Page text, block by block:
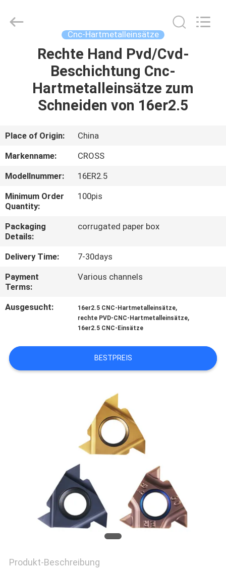
STARTSEITE
PRODUKTE
UNS
TOUR
KONTAKT
NACHRICHTEN
SITEMAP
PRIVACY
POLICY
Cnc-Hartmetalleinsätze
Rechte Hand Pvd/Cvd-
Beschichtung Cnc-
Hartmetalleinsätze zum
Schneiden von 16er2.5
Place of Origin:
China
Markenname:
CROSS
Modellnummer:
16ER2.5
Minimum Order
Quantity:
100pis
Packaging
Details:
corrugated paper box
Delivery Time:
7-30days
Payment
Terms:
Various channels
Ausgesucht: 16er2.5 CNC-Hartmetalleinsätze,
rechte PVD-CNC-Hartmetalleinsätze,
16er2.5 CNC-Einsätze
BESTPREIS
Produkt-Beschreibung